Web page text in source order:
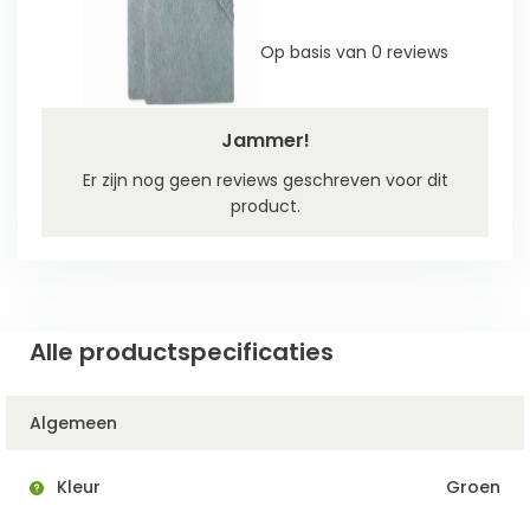
Jammer!
Er zijn nog geen reviews geschreven voor dit
product.
Op basis van 0 reviews
Alle productspecificaties
Algemeen
Kleur Groen